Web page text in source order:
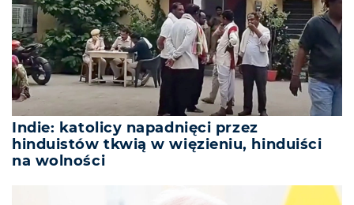
Indie: katolicy napadnięci przez
hinduistów tkwią w więzieniu, hinduiści
na wolności